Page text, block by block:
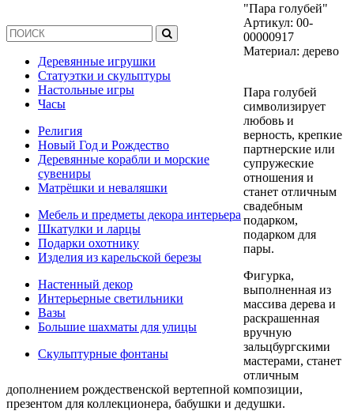
Деревянные игрушки
Статуэтки и скульптуры
Настольные игры
Часы
Религия
Новый Год и Рождество
Деревянные корабли и морские
сувениры
Матрёшки и неваляшки
Мебель и предметы декора интерьера
Шкатулки и ларцы
Подарки охотнику
Изделия из карельской березы
Настенный декор
Интерьерные светильники
Вазы
Большие шахматы для улицы
Скульптурные фонтаны
"Пара голубей"
Артикул: 00-
00000917
Материал: дерево
Пара голубей
символизирует
любовь и
верность, крепкие
партнерские или
супружеские
отношения и
станет отличным
свадебным
подарком,
подарком для
пары.
Фигурка,
выполненная из
массива дерева и
раскрашенная
вручную
зальцбургскими
мастерами, станет
отличным
дополнением рождественской вертепной композиции,
презентом для коллекционера, бабушки и дедушки.